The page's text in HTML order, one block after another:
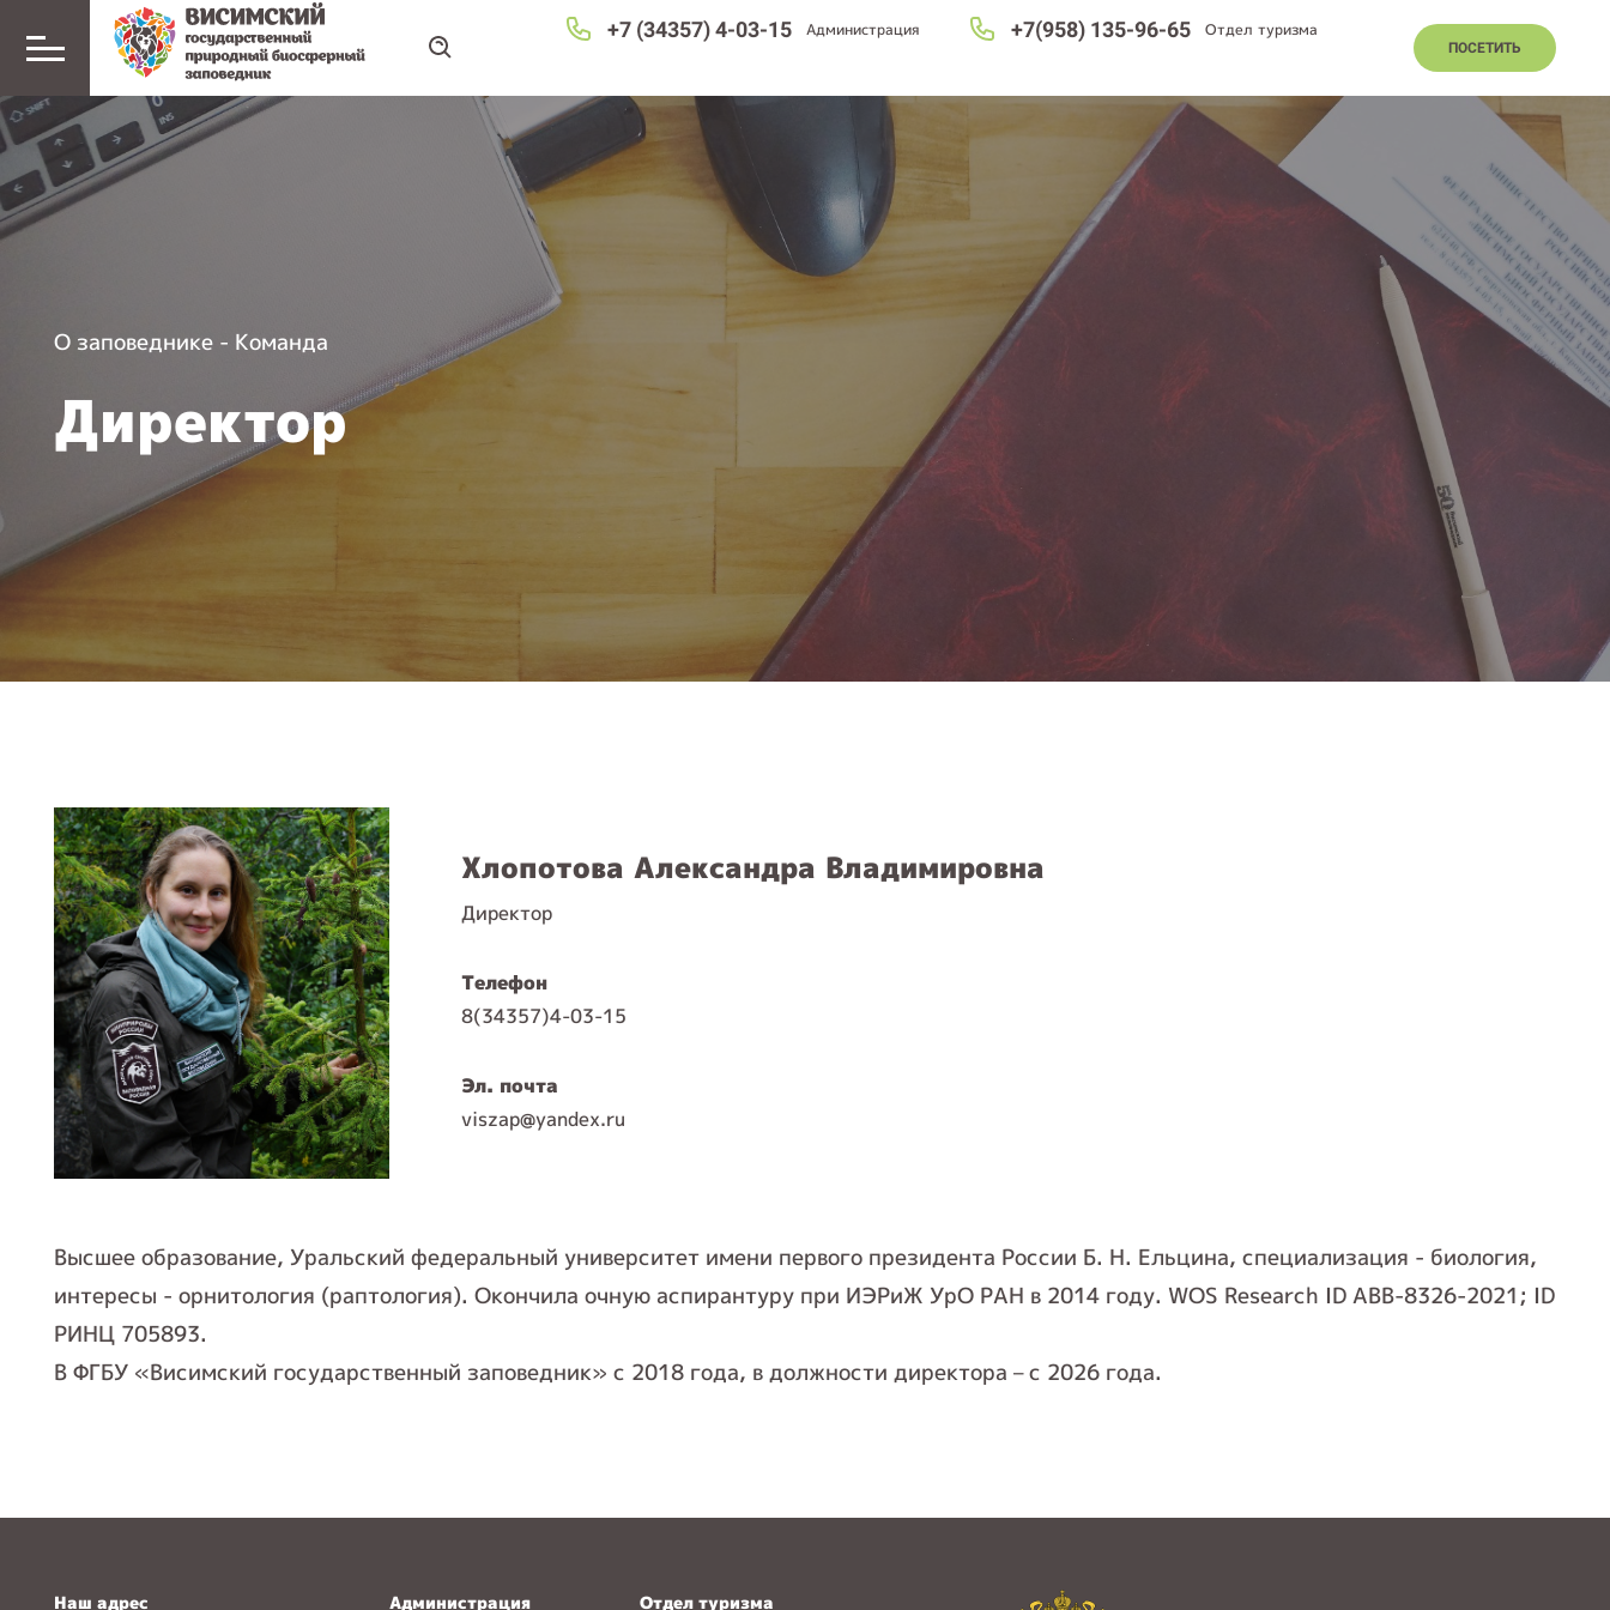
ПОСЕТИТЬ
Отдел туризма
+7(958) 135-96-65
Администрация
+7 (34357) 4-03-15
О заповеднике - Команда
Директор
Хлопотова Александра Владимировна
Директор
Телефон
8(34357)4-03-15
Эл. почта
viszap@yandex.ru
Высшее образование, Уральский федеральный университет имени первого президента России Б. Н. Ельцина, специализация - биология,
интересы - орнитология (раптология). Окончила очную аспирантуру при ИЭРиЖ УрО РАН в 2014 году. WOS Research ID ABB-8326-2021; ID
РИНЦ 705893.
В ФГБУ «Висимский государственный заповедник» с 2018 года, в должности директора – с 2026 года.
Наш адрес Администрация Отдел туризма